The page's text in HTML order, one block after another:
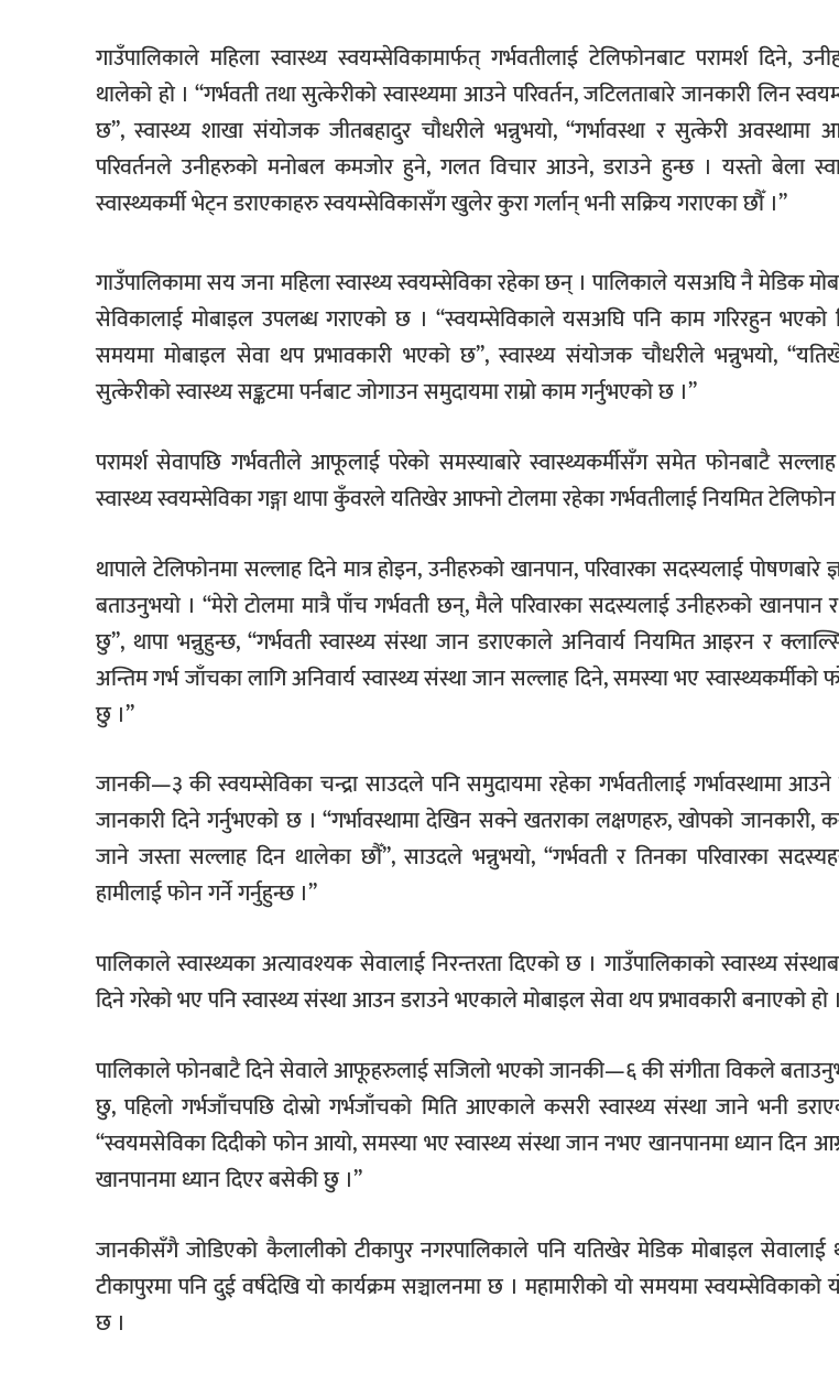
गाउँपालिकाले महिला स्वास्थ्य स्वयम्सेविकामार्फत् गर्भवतीलाई टेलिफोनबाट परामर्श दिने,
थालेको हो । ‘‘गर्भवती तथा सुत्केरीको स्वास्थ्यमा आउने परिवर्तन, जटिलताबारे जानकारी लिन
छ’’, स्वास्थ्य शाखा संयोजक जीतबहादुर चौधरीले भन्नुभयो, ‘‘गर्भावस्था र सुत्केरी
परिवर्तनले उनीहरुको मनोबल कमजोर हुने, गलत विचार आउने, डराउने हुन्छ । यस्तो बेला
स्वास्थ्यकर्मी भेट्न डराएकाहरु स्वयम्सेविकासँग खुलेर कुरा गर्लान् भनी सक्रिय गराएका छौँ ।’’
गाउँपालिकामा सय जना महिला स्वास्थ्य स्वयम्सेविका रहेका छन् । पालिकाले यसअघि नै मेडिक
सेविकालाई मोबाइल उपलब्ध गराएको छ । ‘‘स्वयम्सेविकाले यसअघि पनि काम गरिरहुन भएको
समयमा मोबाइल सेवा थप प्रभावकारी भएको छ’’, स्वास्थ्य संयोजक चौधरीले भन्नुभयो,
सुत्केरीको स्वास्थ्य सङ्कटमा पर्नबाट जोगाउन समुदायमा राम्रो काम गर्नुभएको छ ।’’
परामर्श सेवापछि गर्भवतीले आफूलाई परेको समस्याबारे स्वास्थ्यकर्मीसँग समेत फोनबाटै
स्वास्थ्य स्वयम्सेविका गङ्गा थापा कुँवरले यतिखेर आफ्नो टोलमा रहेका गर्भवतीलाई नियमित
थापाले टेलिफोनमा सल्लाह दिने मात्र होइन, उनीहरुको खानपान, परिवारका सदस्यलाई पोषणबारे
बताउनुभयो । ‘‘मेरो टोलमा मात्रै पाँच गर्भवती छन्, मैले परिवारका सदस्यलाई उनीहरुको
छु’’, थापा भन्नुहुन्छ, ‘‘गर्भवती स्वास्थ्य संस्था जान डराएकाले अनिवार्य नियमित आइरन र
अन्तिम गर्भ जाँचका लागि अनिवार्य स्वास्थ्य संस्था जान सल्लाह दिने, समस्या भए स्वास्थ्यकर्मीको
छु ।’’
जानकी—३ की स्वयम्सेविका चन्द्रा साउदले पनि समुदायमा रहेका गर्भवतीलाई गर्भावस्थामा आउने
जानकारी दिने गर्नुभएको छ । ‘‘गर्भावस्थामा देखिन सक्ने खतराका लक्षणहरु, खोपको जानकारी,
जाने जस्ता सल्लाह दिन थालेका छौँ’’, साउदले भन्नुभयो, ‘‘गर्भवती र तिनका परिवारका
हामीलाई फोन गर्ने गर्नुहुन्छ ।’’
पालिकाले स्वास्थ्यका अत्यावश्यक सेवालाई निरन्तरता दिएको छ । गाउँपालिकाको स्वास्थ्य
दिने गरेको भए पनि स्वास्थ्य संस्था आउन डराउने भएकाले मोबाइल सेवा थप प्रभावकारी बनाएको हो ।
पालिकाले फोनबाटै दिने सेवाले आफूहरुलाई सजिलो भएको जानकी—६ की संगीता विकले
छु, पहिलो गर्भजाँचपछि दोस्रो गर्भजाँचको मिति आएकाले कसरी स्वास्थ्य संस्था जाने भनी
‘‘स्वयमसेविका दिदीको फोन आयो, समस्या भए स्वास्थ्य संस्था जान नभए खानपानमा ध्यान दिन
खानपानमा ध्यान दिएर बसेकी छु ।’’
जानकीसँगै जोडिएको कैलालीको टीकापुर नगरपालिकाले पनि यतिखेर मेडिक मोबाइल सेवालाई
टीकापुरमा पनि दुई वर्षदेखि यो कार्यक्रम सञ्चालनमा छ । महामारीको यो समयमा स्वयम्सेविकाको
छ ।